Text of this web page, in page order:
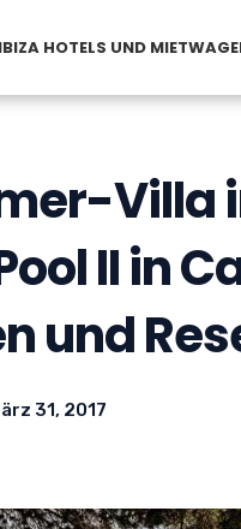
HOTELS UND
Villa
II in
und
31, 2017